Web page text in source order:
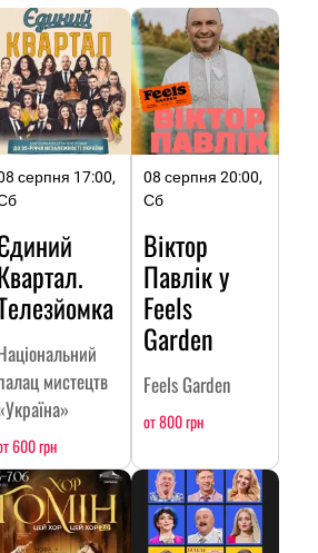
серпня 17:00,
мистецтв
600 грн
08 серпня 20:00,
Сб
Віктор
Павлік у
Feels
Garden
Feels Garden
от 800 грн